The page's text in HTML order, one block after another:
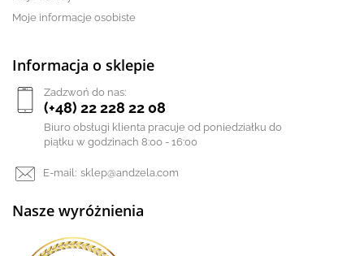
Moje informacje osobiste
Informacja o sklepie
Zadzwoń do nas:
(+48) 22 228 22 08
Biuro obsługi klienta pracuje od poniedziałku do
piątku w godzinach 8:00 - 16:00
E-mail: sklep@andzela.com
Nasze wyróżnienia